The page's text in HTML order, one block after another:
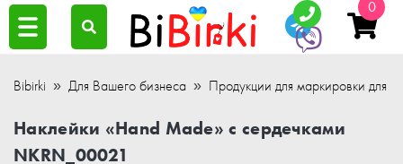
0
Bibirki Для Вашего бизнеса Продукции для маркировки для
Наклейки «Hand Made» с сердечками
NKRN_00021